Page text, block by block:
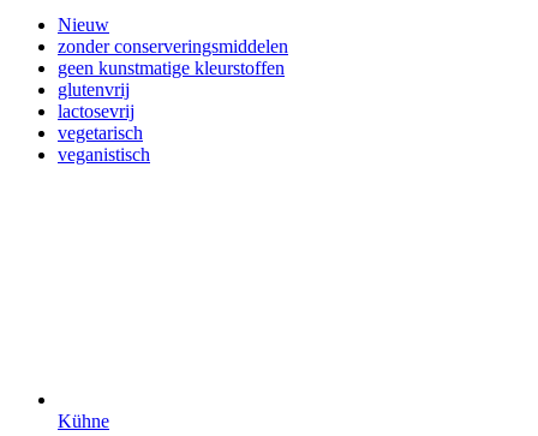
Nieuw
zonder conserveringsmiddelen
geen kunstmatige kleurstoffen
glutenvrij
lactosevrij
vegetarisch
veganistisch
Kühne